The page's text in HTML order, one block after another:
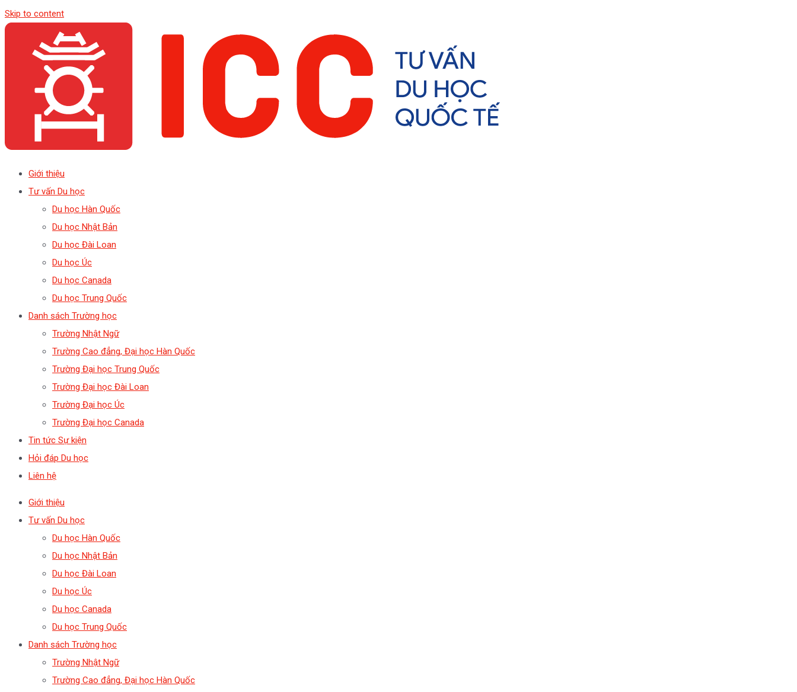
Skip to content
Giới thiệu
Tư vấn Du học
Du học Hàn Quốc
Du học Nhật Bản
Du học Đài Loan
Du học Úc
Du học Canada
Du học Trung Quốc
Danh sách Trường học
Trường Nhật Ngữ
Trường Cao đẳng, Đại học Hàn Quốc
Trường Đại học Trung Quốc
Trường Đại học Đài Loan
Trường Đại học Úc
Trường Đại học Canada
Tin tức Sự kiện
Hỏi đáp Du học
Liên hệ
Giới thiệu
Tư vấn Du học
Du học Hàn Quốc
Du học Nhật Bản
Du học Đài Loan
Du học Úc
Du học Canada
Du học Trung Quốc
Danh sách Trường học
Trường Nhật Ngữ
Trường Cao đẳng, Đại học Hàn Quốc